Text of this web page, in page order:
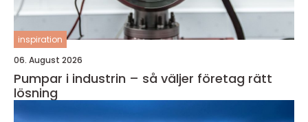
inspiration
06. August 2026
Pumpar i industrin – så väljer företag rätt
lösning